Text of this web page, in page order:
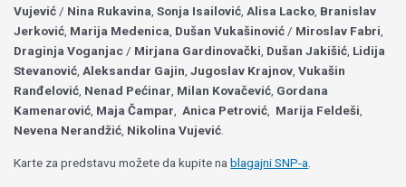
Vujević/ Nina Rukavina,Sonja Isailović, Alisa Lacko, Branislav
Jerković, Marija Medenica, Dušan Vukašinović/ Miroslav Fabri,
Draginja Voganjac/ Mirjana Gardinovački, Dušan Jakišić, Lidija
Stevanović, Aleksandar Gajin,Jugoslav Krajnov,Vukašin
Ranđelović, Nenad Pećinar, Milan Kovačević, Gordana
Kamenarović, Maja Čampar,Anica Petrović, Marija Feldeši,
Nevena Nerandžić, Nikolina Vujević.
Karte za predstavu možete da kupite nablagajni SNP-a